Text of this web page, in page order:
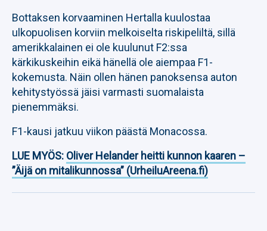
Bottaksen korvaaminen Hertalla kuulostaa
ulkopuolisen korviin melkoiselta riskipeliltä, sillä
amerikkalainen ei ole kuulunut F2:ssa
kärkikuskeihin eikä hänellä ole aiempaa F1-
kokemusta. Näin ollen hänen panoksensa auton
kehitystyössä jäisi varmasti suomalaista
pienemmäksi.
F1-kausi jatkuu viikon päästä Monacossa.
LUE MYÖS: Oliver Helander heitti kunnon kaaren –
”Äijä on mitalikunnossa” (UrheiluAreena.fi)